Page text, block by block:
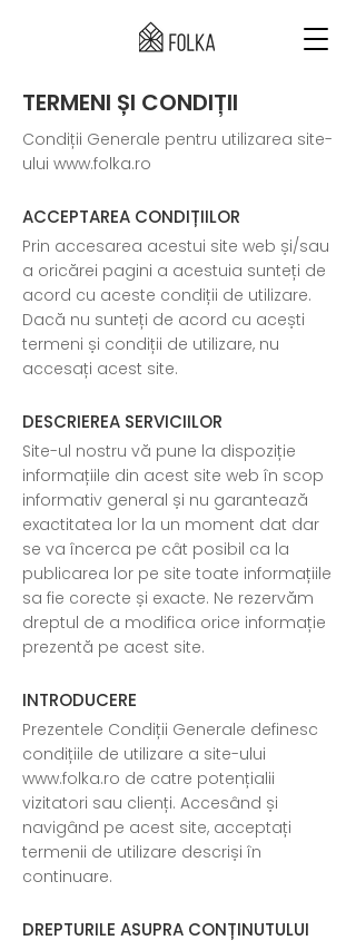
TERMENI ȘI CONDIȚII
Condiții Generale pentru utilizarea site-
ului www.folka.ro
ACCEPTAREA CONDIȚIILOR
Prin accesarea acestui site web și/sau
a oricărei pagini a acestuia sunteți de
acord cu aceste condiții de utilizare.
Dacă nu sunteți de acord cu acești
termeni și condiții de utilizare, nu
accesați acest site.
DESCRIEREA SERVICIILOR
Site-ul nostru vă pune la dispoziție
informațiile din acest site web în scop
informativ general și nu garantează
exactitatea lor la un moment dat dar
se va încerca pe cât posibil ca la
publicarea lor pe site toate informațiile
sa fie corecte și exacte. Ne rezervăm
dreptul de a modifica orice informație
prezentă pe acest site.
INTRODUCERE
Prezentele Condiții Generale definesc
condițiile de utilizare a site-ului
www.folka.ro de catre potențialii
vizitatori sau clienți. Accesând și
navigând pe acest site, acceptați
termenii de utilizare descriși în
continuare.
DREPTURILE ASUPRA CONȚINUTULUI